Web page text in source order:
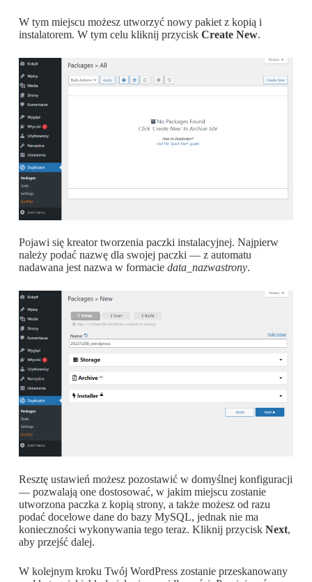
W tym miejscu możesz utworzyć nowy pakiet z kopią i
instalatorem. W tym celu kliknij przycisk Create New.
Pojawi się kreator tworzenia paczki instalacyjnej. Najpierw
należy podać nazwę dla swojej paczki — zautomatu
nadawana jest nazwa w formacie data_nazwastrony.
Resztę ustawień możesz pozostawić w domyślnej konfiguracji
— pozwalają one dostosować, w jakim miejscu zostanie
utworzona paczka z kopią strony, a także możesz od razu
podać docelowe dane do bazy MySQL, jednak nie ma
konieczności wykonywania tego teraz. Kliknij przycisk Next,
aby przejść dalej.
W kolejnym kroku Twój WordPress zostanie przeskanowany